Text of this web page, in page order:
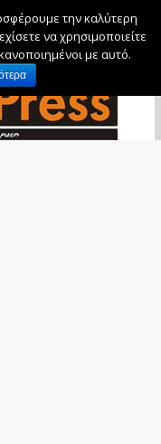
2026
την καλύτερη
να χρησιμοποιείτε
με αυτό.